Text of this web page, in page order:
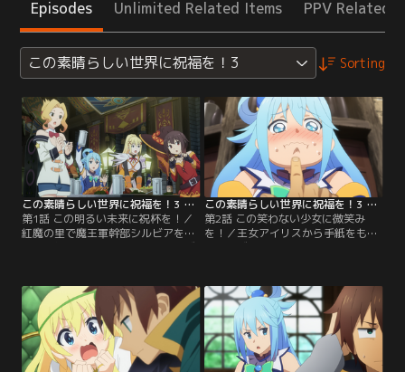
Episodes Unlimited Related Items PPV Related
この素晴らしい世界に祝福を！3 Sorting
この素晴らしい世界に祝福を！3 第01話
第1話 この明るい未来に祝杯を！／
紅魔の里で魔王軍幹部シルビアを討
伐し、無事にアクセルに戻ったカズ
と、意気揚々と過ごしていた。悪夢
にうなされたり、妙な気配を感じた
りと、カズマだけはときどき様子が
おかしいものの、「そういうお年
頃」とあたたかく見守られる日々。
この素晴らしい世界に祝福を！3 第02話
第2話 この笑わない少女に微笑み
を！／王女アイリスから手紙をもら
ったカズマたち。食事をしながら冒
カズマとは反対に、ダクネスは粗相
があっては首が飛ぶと心配でたまら
ない。そんななか、カズマたちはウ
ィズの魔道具店を訪れる。そこに
は、カズマが考案した新商品が並ん
でいた！